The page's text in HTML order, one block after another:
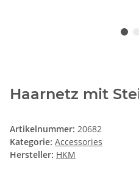
Haarnetz mit
Artikelnummer: 20682
Kategorie: Accessories
Hersteller: HKM